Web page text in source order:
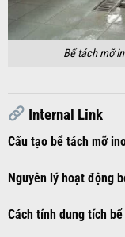
Bể tách mỡ
Internal Link
Cấu tạo bể tách mỡ
Nguyên lý hoạt động
Cách tính dung tích